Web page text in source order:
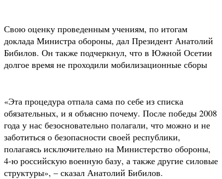
Свою оценку проведенным учениям, по итогам
доклада Министра обороны, дал Президент Анатолий
Бибилов. Он также подчеркнул, что в Южной Осетии
долгое время не проходили мобилизационные сборы
«Эта процедура отпала сама по себе из списка
обязательных, и я объясню почему. После победы 2008
года у нас безосновательно полагали, что можно и не
заботиться о безопасности своей республики,
полагаясь исключительно на Министерство обороны,
4-ю российскую военную базу, а также другие силовые
структуры», – сказал Анатолий Бибилов.